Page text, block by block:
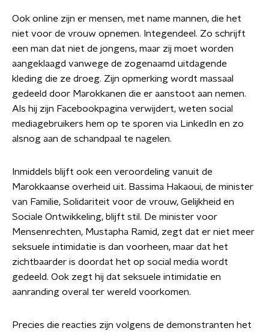
Ook online zijn er mensen, met name mannen, die het
niet voor de vrouw opnemen. Integendeel. Zo schrijft
een man dat niet de jongens, maar zij moet worden
aangeklaagd vanwege de zogenaamd uitdagende
kleding die ze droeg. Zijn opmerking wordt massaal
gedeeld door Marokkanen die er aanstoot aan nemen.
Als hij zijn Facebookpagina verwijdert, weten social
mediagebruikers hem op te sporen via LinkedIn en zo
alsnog aan de schandpaal te nagelen.
Inmiddels blijft ook een veroordeling vanuit de
Marokkaanse overheid uit. Bassima Hakaoui, de minister
van Familie, Solidariteit voor de vrouw, Gelijkheid en
Sociale Ontwikkeling, blijft stil. De minister voor
Mensenrechten, Mustapha Ramid, zegt dat er niet meer
seksuele intimidatie is dan voorheen, maar dat het
zichtbaarder is doordat het op social media wordt
gedeeld. Ook zegt hij dat seksuele intimidatie en
aanranding overal ter wereld voorkomen.
Precies die reacties zijn volgens de demonstranten het